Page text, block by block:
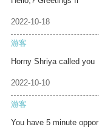
2022-10-18
游客
Horny Shriya called you
2022-10-10
游客
You have 5 minute oppor